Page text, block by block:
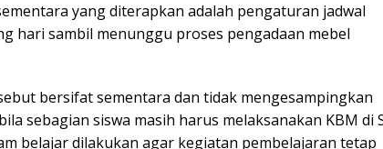
yang diterapkan adalah pengaturan jadwal
hari sambil menunggu proses pengadaan mebel
bersifat sementara dan tidak mengesampingkan
sebagian siswa masih harus melaksanakan KBM di
belajar dilakukan agar kegiatan pembelajaran tetap